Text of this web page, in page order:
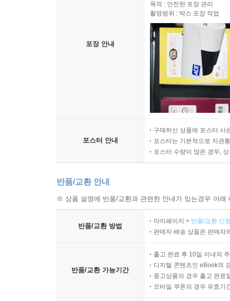
포장 안내
목적 : 안전한 포장 관리
촬영범위 : 박스 포장 작업
포스터 안내
구매하신 상품에 포스터 사
포스터는 기본적으로 지관
포스터 수량이 많은 경우,
반품/교환 안내
※ 상품 설명에 반품/교환과 관련한 안내가 있는경우 아
반품/교환 방법
마이페이지 > 반품/교환 신
판매자 배송 상품은 판매자
반품/교환 가능기간
출고 완료 후 10일 이내의
디지털 콘텐츠인 eBook의
중고상품의 경우 출고 완료
모바일 쿠폰의 경우 유효기